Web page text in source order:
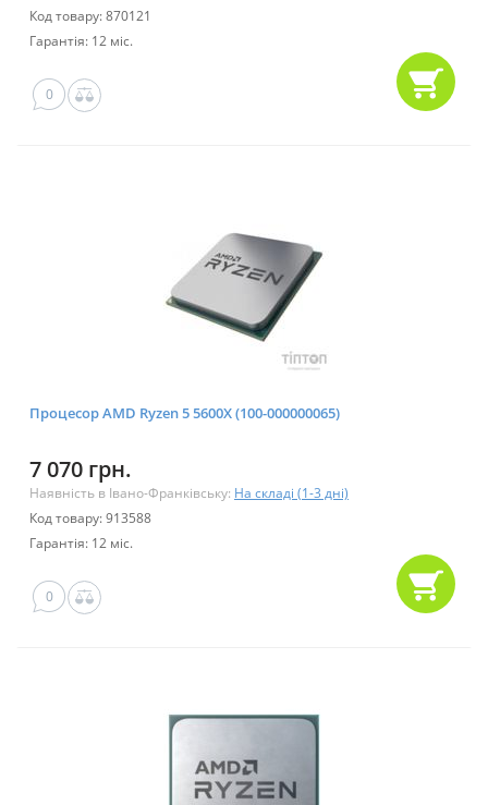
Код товару: 870121
Гарантія: 12 міс.
0
Процесор AMD Ryzen 5 5600X (100-000000065)
7 070 грн.
Наявність в Івано-Франківську: На складі (1-3 дні)
Код товару: 913588
Гарантія: 12 міс.
0